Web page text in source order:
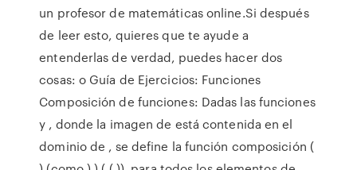
un profesor de matemáticas online.Si después
de leer esto, quieres que te ayude a
entenderlas de verdad, puedes hacer dos
cosas: o Guía de Ejercicios: Funciones
Composición de funciones: Dadas las funciones
y , donde la imagen de está contenida en el
dominio de , se define la función composición (